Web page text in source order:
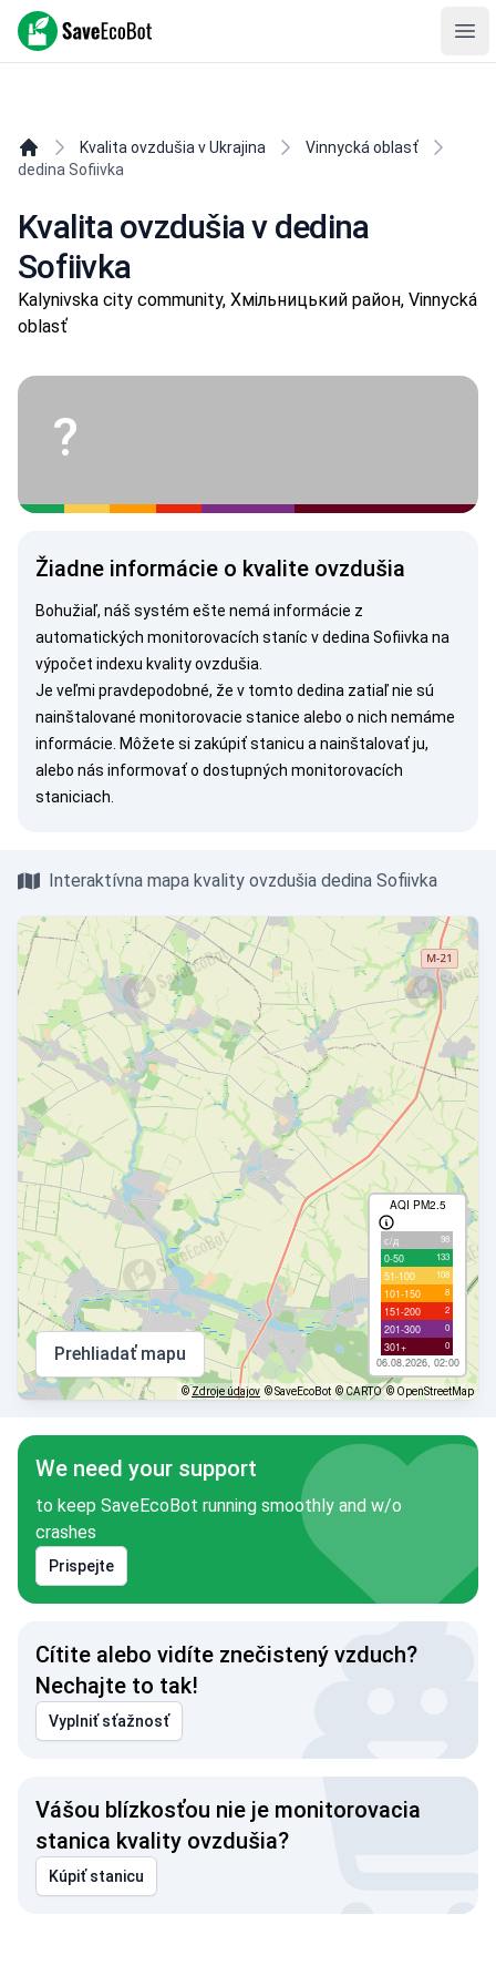
SaveEcoBot
Kvalita ovzdušia v Ukrajina
Vinnycká oblasť
dedina Sofiivka
Kvalita ovzdušia v dedina
Sofiivka
Kalynivska city community, Хмільницький район, Vinnycká
oblasť
?
Žiadne informácie o kvalite ovzdušia
Bohužiaľ, náš systém ešte nemá informácie z
automatických monitorovacích staníc v dedina Sofiivka na
výpočet indexu kvality ovzdušia.
Je veľmi pravdepodobné, že v tomto dedina zatiaľ nie sú
nainštalované monitorovacie stanice alebo o nich nemáme
informácie. Môžete si zakúpiť stanicu a nainštalovať ju,
alebo nás informovaťo dostupných monitorovacích
staniciach.
Interaktívna mapa kvality ovzdušia dedina Sofiivka
AQI PM2.5
с/д 98
0-50 133
51-100 108
101-150 8
151-200 2
201-300 0
301+ 0
06.08.2026, 02:00
Prehliadať mapu
© Zdroje údajov © SaveEcoBot © CARTO © OpenStreetMap
We need your support
to keep SaveEcoBot running smoothly and w/o
crashes
Prispejte
Cítite alebo vidíte znečistený vzduch?
Nechajte to tak!
Vyplniť sťažnosť
Vášou blízkosťou nie je monitorovacia
stanica kvality ovzdušia?
Kúpiť stanicu